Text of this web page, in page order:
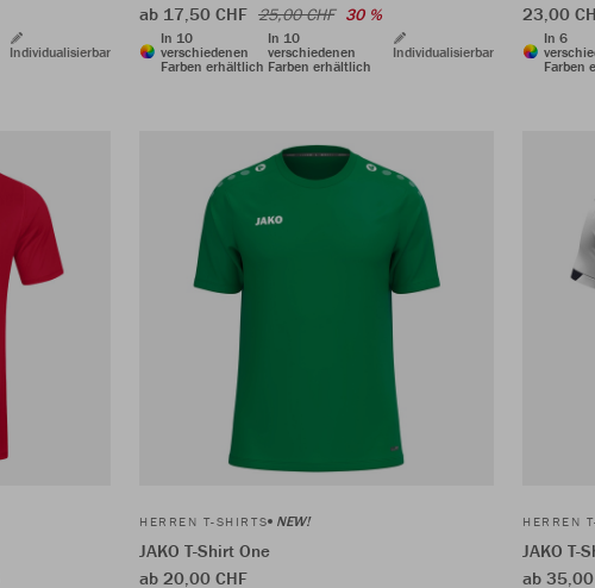
Individualisierbar
ab 17,50 CHF 25,00 CHF 30 %
In 10
verschiedenen
Farben erhältlich
In 10
verschiedenen
Farben erhältlich
Individualisierbar
23,00
In 6
Farben
HERREN T-SHIRTS NEW!
JAKO T-Shirt One
ab 20,00 CHF
HERREN
JAKO T-
ab 35,00